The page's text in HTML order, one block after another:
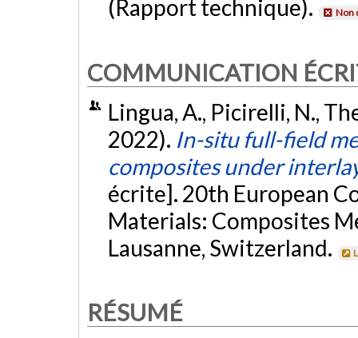
(Rapport technique).
Non
COMMUNICATION
Lingua, A., Picirelli, N.,
2022). In-situ full-field
composites under
écrite]. 20th European
Materials: Composites
Lausanne, Switzerland.
RÉSUMÉ